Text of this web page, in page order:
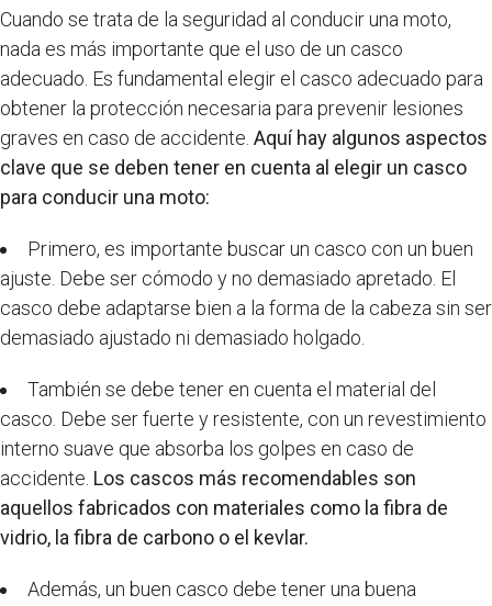
Cuando se trata de la seguridad al conducir una moto,
nada es más importante que el uso de un casco
adecuado. Es fundamental elegir el casco adecuado para
obtener la protección necesaria para prevenir lesiones
graves en caso de accidente. Aquí hay algunos aspectos
clave que se deben tener en cuenta al elegir un casco
para conducir una moto:
Primero, es importante buscar un casco con un buen
ajuste. Debe ser cómodo y no demasiado apretado. El
casco debe adaptarse bien a la forma de la cabeza sin ser
demasiado ajustado ni demasiado holgado.
También se debe tener en cuenta el material del
casco. Debe ser fuerte y resistente, con un revestimiento
interno suave que absorba los golpes en caso de
accidente. Los cascos más recomendables son
aquellos fabricados con materiales como la fibra de
vidrio, la fibra de carbono o el kevlar.
Además, un buen casco debe tener una buena